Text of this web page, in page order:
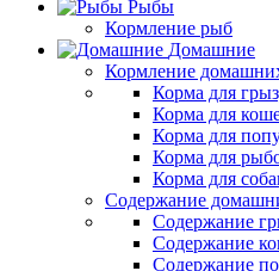
Рыбы
Кормление рыб
Домашние
Кормление
Корма для
Корма для
Корма для
Корма для
Корма для
Содержание
Содержание
Содержание
Содержание